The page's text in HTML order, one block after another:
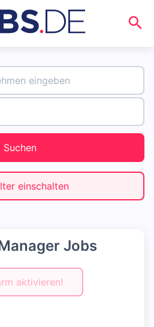
Suchen
einschalten
Jobs
aktivieren!